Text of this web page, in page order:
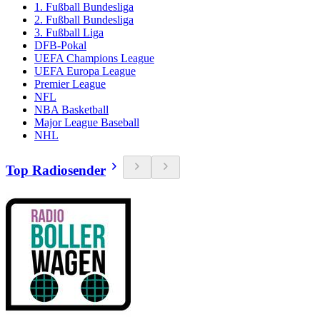
1. Fußball Bundesliga
2. Fußball Bundesliga
3. Fußball Liga
DFB-Pokal
UEFA Champions League
UEFA Europa League
Premier League
NFL
NBA Basketball
Major League Baseball
NHL
Top Radiosender